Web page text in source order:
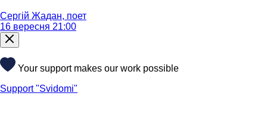
Сергій Жадан, поет
16 вересня 21:00
Your support makes our work possible
Support "Svidomi"